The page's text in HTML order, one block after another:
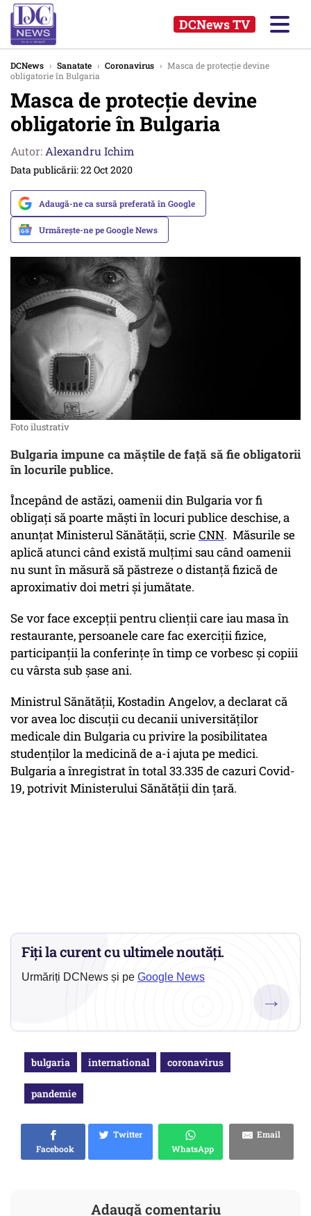
DCNews TV
DCNews › Sanatate › Coronavirus › Masca de protecție devine
obligatorie în Bulgaria
Masca de protecție devine
obligatorie în Bulgaria
Autor: Alexandru Ichim
Data publicării: 22 Oct 2020
Adaugă-ne ca sursă preferată în Google
Urmărește-ne pe Google News
Foto ilustrativ
Bulgaria impune ca măștile de față să fie obligatorii
în locurile publice.
Începând de astăzi, oamenii din Bulgaria vor fi
obligați să poarte măști în locuri publice deschise, a
anunțat Ministerul Sănătății, scrieCNN. Măsurile se
aplică atunci când există mulțimi sau când oamenii
nu sunt în măsură să păstreze o distanță fizică de
aproximativ doi metri și jumătate.
Se vor face excepții pentru clienții care iau masa în
restaurante, persoanele care fac exerciții fizice,
participanții la conferințe în timp ce vorbesc și copiii
cu vârsta sub șase ani.
Ministrul Sănătății, Kostadin Angelov, a declarat că
vor avea loc discuții cu decanii universităților
medicale din Bulgaria cu privire la posibilitatea
studenților la medicină de a-i ajuta pe medici.
Bulgaria a înregistrat în total 33.335 de cazuri Covid-
19, potrivit Ministerului Sănătății din țară.
Fiți la curent cu ultimele noutăți.
Urmăriți DCNews și pe Google News
→
bulgaria international coronavirus
pandemie
Facebook
Twitter
WhatsApp
Email
Adaugă comentariu